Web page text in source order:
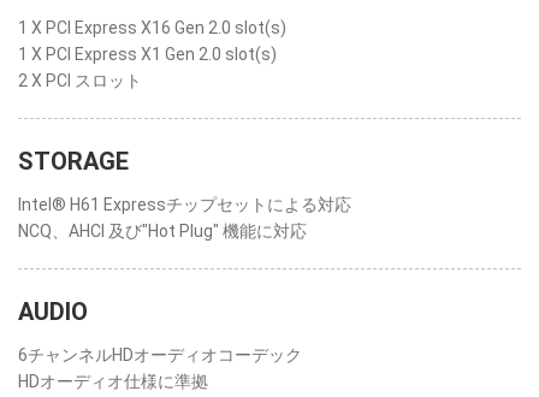
1 X PCI Express X16 Gen 2.0 slot(s)
1 X PCI Express X1 Gen 2.0 slot(s)
2 X PCI スロット
STORAGE
Intel® H61 Expressチップセットによる対応
NCQ、AHCI 及び"Hot Plug" 機能に対応
AUDIO
6チャンネルHDオーディオコーデック
HDオーディオ仕様に準拠